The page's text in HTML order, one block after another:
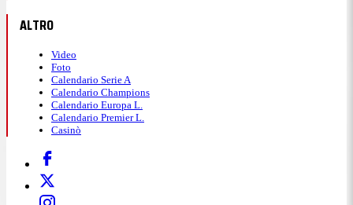
ALTRO
Video
Foto
Calendario Serie A
Calendario Champions
Calendario Europa L.
Calendario Premier L.
Casinò